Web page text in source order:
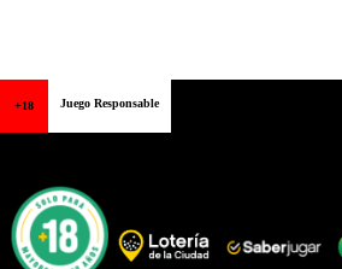
+18 Juego Responsable